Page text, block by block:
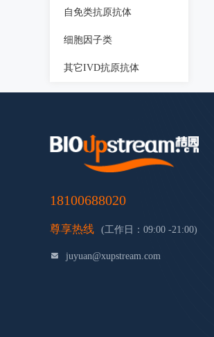
自免类抗原抗体
细胞因子类
其它IVD抗原抗体
18100688020
尊享热线 (工作日：09:00 -21:00)
juyuan@xupstream.com